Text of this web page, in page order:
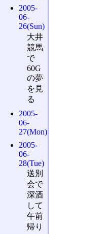
2005-
06-
26(Sun)
大井
競馬
で
60G
の夢
を見
る
2005-
06-
27(Mon)
2005-
06-
28(Tue)
送別
会で
深酒
して
午前
帰り